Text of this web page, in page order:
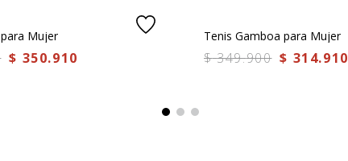
Mujer
$ 350.910
Tenis Gamboa para Mujer
$ 349.900 $ 314.910